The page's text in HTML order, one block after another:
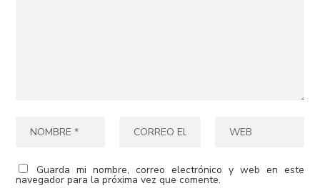
Guarda mi nombre, correo electrónico y web en este
navegador para la próxima vez que comente.